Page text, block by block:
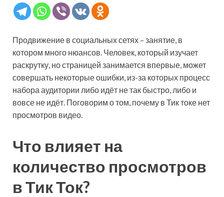
Продвижение в социальных сетях – занятие, в
котором много нюансов. Человек, который изучает
раскрутку, но страницей занимается впервые, может
совершать некоторые ошибки, из-за которых процесс
набора аудитории либо идёт не так быстро, либо и
вовсе не идёт. Поговорим о том, почему в Тик токе нет
просмотров видео.
Что влияет на
количество просмотров
в Тик Ток?